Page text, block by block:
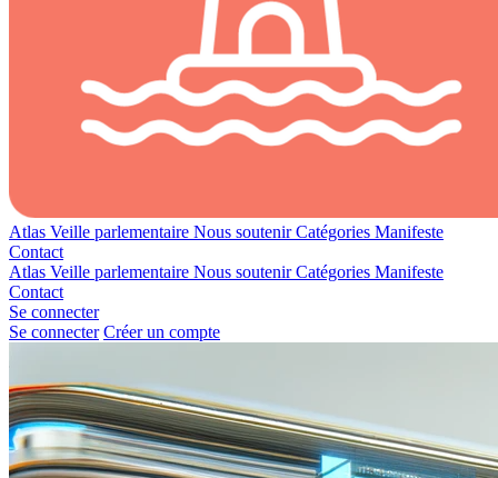
Atlas Veille parlementaire Nous soutenirCatégories Manifeste
Contact
Atlas Veille parlementaire Nous soutenirCatégories Manifeste
Contact
Se connecter
Se connecter Créer un compte